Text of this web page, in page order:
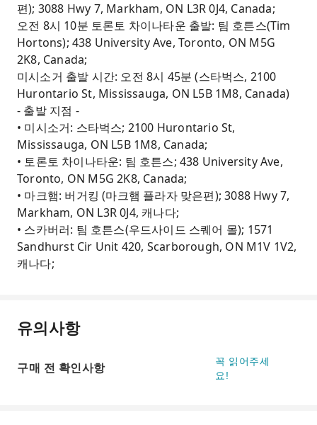
편); 3088 Hwy 7, Markham, ON L3R 0J4, Canada;
오전 8시 10분 토론토 차이나타운 출발: 팀 호튼스(Tim
Hortons); 438 University Ave, Toronto, ON M5G
2K8, Canada;
미시소거 출발 시간: 오전 8시 45분 (스타벅스, 2100
Hurontario St, Mississauga, ON L5B 1M8, Canada)
- 출발 지점 -
• 미시소거: 스타벅스; 2100 Hurontario St,
Mississauga, ON L5B 1M8, Canada;
• 토론토 차이나타운: 팀 호튼스; 438 University Ave,
Toronto, ON M5G 2K8, Canada;
• 마크햄: 버거킹 (마크햄 플라자 맞은편); 3088 Hwy 7,
Markham, ON L3R 0J4, 캐나다;
• 스카버러: 팀 호튼스(우드사이드 스퀘어 몰); 1571
Sandhurst Cir Unit 420, Scarborough, ON M1V 1V2,
캐나다;
유의사항
구매 전 확인사항
꼭 읽어주세
요!